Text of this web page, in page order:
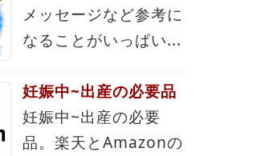
メッセージなど参考に
なることがいっぱい...
妊娠中~出産の必要品
妊娠中~出産の必要
品。楽天とAmazonの